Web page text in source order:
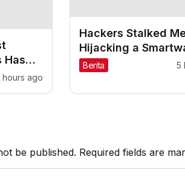
Has
hours ago
Hackers Stalked
Hijacking a
for Kids
Berita 5
be published. Required fields are